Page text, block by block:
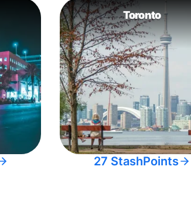
Toronto
27 StashPoints